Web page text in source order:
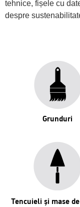
tehnice, fișele cu
despre
Grunduri
Tencuieli și mase